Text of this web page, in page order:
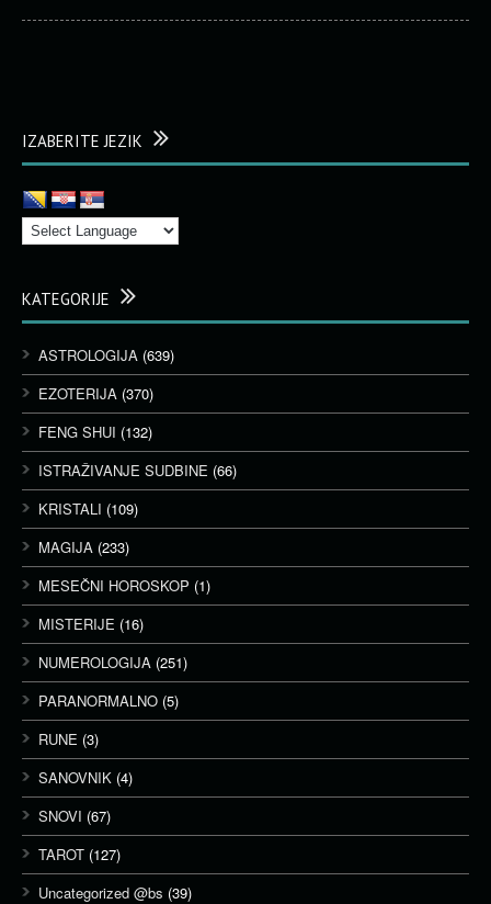
IZABERITE JEZIK
KATEGORIJE
ASTROLOGIJA (639)
EZOTERIJA (370)
FENG SHUI (132)
ISTRAŽIVANJE SUDBINE (66)
KRISTALI (109)
MAGIJA (233)
MESEČNI HOROSKOP (1)
MISTERIJE (16)
NUMEROLOGIJA (251)
PARANORMALNO (5)
RUNE (3)
SANOVNIK (4)
SNOVI (67)
TAROT (127)
Uncategorized @bs (39)